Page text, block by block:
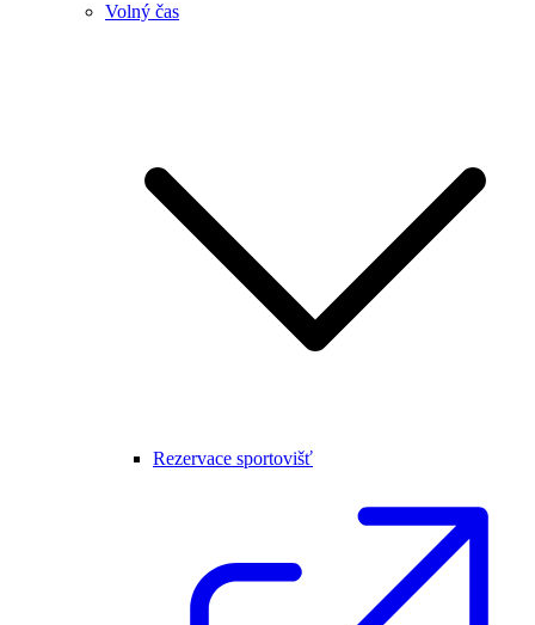
Volný čas
Rezervace sportovišť